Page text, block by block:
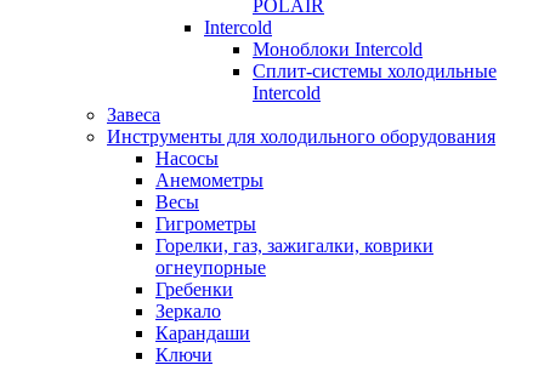
POLAIR
Intercold
Моноблоки Intercold
Сплит-системы холодильные
Intercold
Завеса
Инструменты для холодильного оборудования
Насосы
Анемометры
Весы
Гигрометры
Горелки, газ, зажигалки, коврики
огнеупорные
Гребенки
Зеркало
Карандаши
Ключи